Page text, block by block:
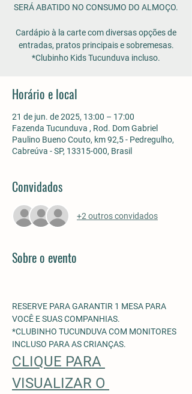
SERÁ ABATIDO NO CONSUMO DO ALMOÇO.
Cardápio à la carte com diversas opções de
entradas, pratos principais e sobremesas.
*Clubinho Kids Tucunduva incluso.
Horário e local
21 de jun. de 2025, 13:00 – 17:00
Fazenda Tucunduva , Rod. Dom Gabriel
Paulino Bueno Couto, km 92,5 - Pedregulho,
Cabreúva - SP, 13315-000, Brasil
Convidados
+2 outros convidados
Sobre o evento
RESERVE PARA GARANTIR 1 MESA PARA
VOCÊ E SUAS COMPANHIAS.
*CLUBINHO TUCUNDUVA COM MONITORES
INCLUSO PARA AS CRIANÇAS.
CLIQUE PARA
VISUALIZAR O